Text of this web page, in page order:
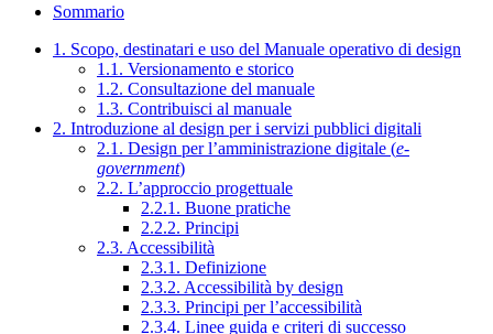
Sommario
1. Scopo, destinatari e uso del Manuale operativo di design
1.1. Versionamento e storico
1.2. Consultazione del manuale
1.3. Contribuisci al manuale
2. Introduzione al design per i servizi pubblici digitali
2.1. Design per l’amministrazione digitale (e-
government)
2.2. L’approccio progettuale
2.2.1. Buone pratiche
2.2.2. Principi
2.3. Accessibilità
2.3.1. Definizione
2.3.2. Accessibilità by design
2.3.3. Principi per l’accessibilità
2.3.4. Linee guida e criteri di successo